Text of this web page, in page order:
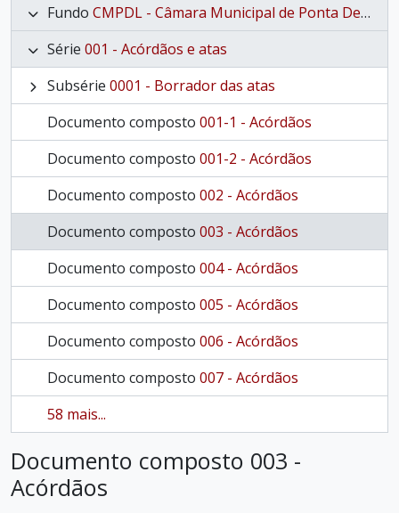
Fundo CMPDL - Câmara Municipal de Ponta Delgada
Série 001 - Acórdãos e atas
Subsérie 0001 - Borrador das atas
Documento composto 001-1 - Acórdãos
Documento composto 001-2 - Acórdãos
Documento composto 002 - Acórdãos
Documento composto 003 - Acórdãos
Documento composto 004 - Acórdãos
Documento composto 005 - Acórdãos
Documento composto 006 - Acórdãos
Documento composto 007 - Acórdãos
58 mais...
Documento composto 003 -
Acórdãos